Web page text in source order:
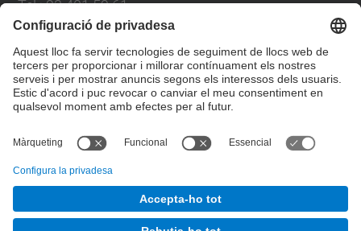
Tel.:93 401 59 61
Directori UPC
Formulari de contacte
Centre de Cooperació per al Desenvolupament. CCD